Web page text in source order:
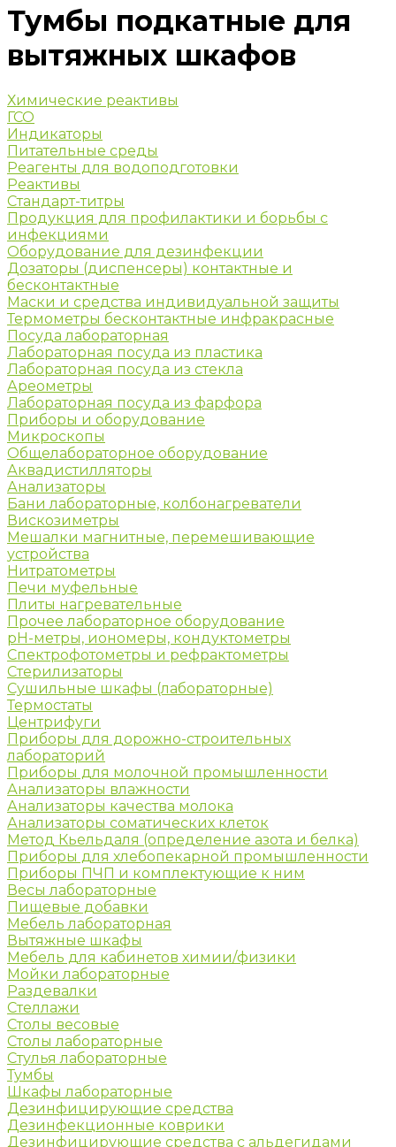
Тумбы подкатные для
вытяжных шкафов
Химические реактивы
ГСО
Индикаторы
Питательные среды
Реагенты для водоподготовки
Реактивы
Стандарт-титры
Продукция для профилактики и борьбы с
инфекциями
Оборудование для дезинфекции
Дозаторы (диспенсеры) контактные и
бесконтактные
Маски и средства индивидуальной защиты
Термометры бесконтактные инфракрасные
Посуда лабораторная
Лабораторная посуда из пластика
Лабораторная посуда из стекла
Ареометры
Лабораторная посуда из фарфора
Приборы и оборудование
Микроскопы
Общелабораторное оборудование
Аквадистилляторы
Анализаторы
Бани лабораторные, колбонагреватели
Вискозиметры
Мешалки магнитные, перемешивающие
устройства
Нитратометры
Печи муфельные
Плиты нагревательные
Прочее лабораторное оборудование
рН-метры, иономеры, кондуктометры
Спектрофотометры и рефрактометры
Стерилизаторы
Сушильные шкафы (лабораторные)
Термостаты
Центрифуги
Приборы для дорожно-строительных
лабораторий
Приборы для молочной промышленности
Анализаторы влажности
Анализаторы качества молока
Анализаторы соматических клеток
Метод Кьельдаля (определение азота и белка)
Приборы для хлебопекарной промышленности
Приборы ПЧП и комплектующие к ним
Весы лабораторные
Пищевые добавки
Мебель лабораторная
Вытяжные шкафы
Мебель для кабинетов химии/физики
Мойки лабораторные
Раздевалки
Стеллажи
Столы весовые
Столы лабораторные
Стулья лабораторные
Тумбы
Шкафы лабораторные
Дезинфицирующие средства
Дезинфекционные коврики
Дезинфицирующие средства с альдегидами